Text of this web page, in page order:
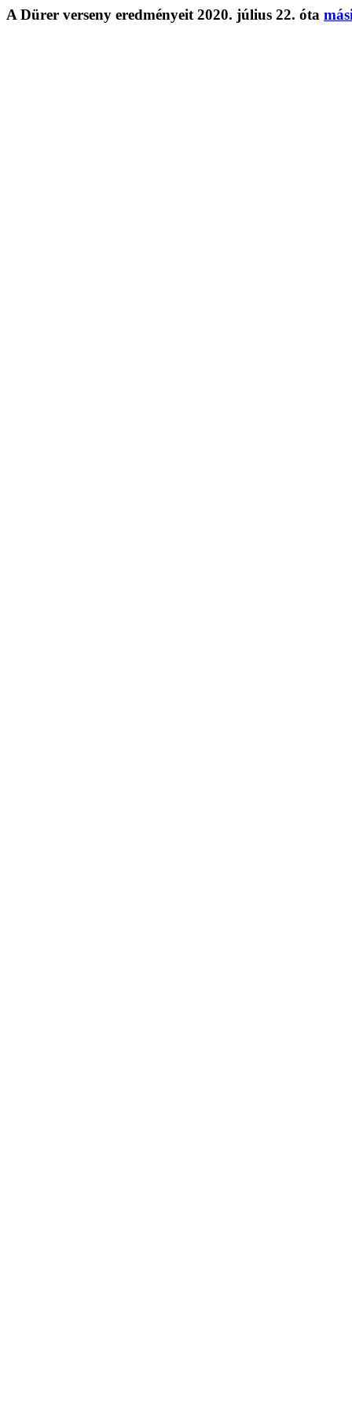
A Dürer verseny eredményeit 2020. július 22. óta